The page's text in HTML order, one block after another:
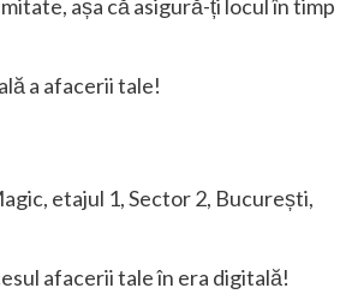
așa că asigură-ți locul în timp
a afacerii tale!
etajul 1, Sector 2, București,
afacerii tale în era digitală!